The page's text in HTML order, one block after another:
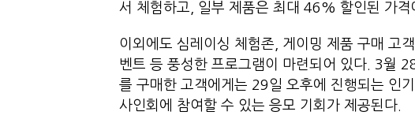
서 체험하고, 일부 제품은 최대 46% 할인된 가격
이외에도 심레이싱 체험존, 게이밍 제품 구매 고
벤트 등 풍성한 프로그램이 마련되어 있다. 3월
를 구매한 고객에게는 29일 오후에 진행되는 인
사인회에 참여할 수 있는 응모 기회가 제공된다.